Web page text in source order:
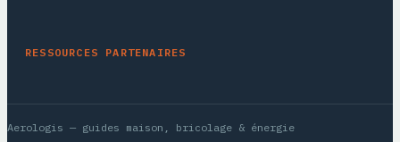
RESSOURCES PARTENAIRES
Aerologis — guides maison, bricolage & énergie